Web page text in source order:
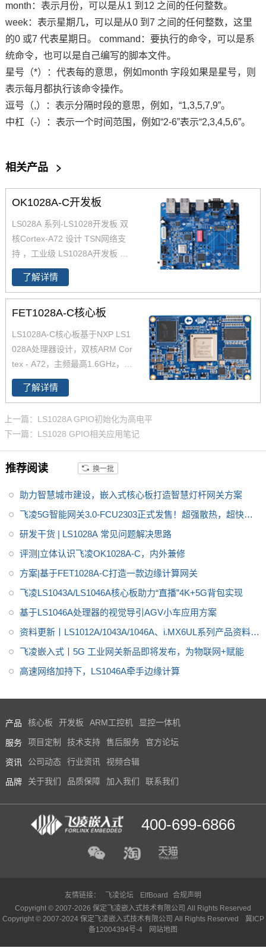
month：表示月份，可以是从1 到12 之间的任何整数。
week：表示星期几，可以是从0 到7 之间的任何整数，这里
的0 或7 代表星期日。 command：要执行的命令，可以是系
统命令，也可以是自己编写的脚本文件。
星号（*）：代表每的意思，例如month 字段如果是星号，则
表示每月都执行该命令操作。
逗号（,）：表示分隔时段的意思，例如，“1,3,5,7,9”。
中杠（-）：表示一个时间范围，例如“2-6”表示“2,3,4,5,6”。
相关产品 >
OK1028A-C开发板
LS028A 系列-LS1028开发板 双
核Cortex-A72 设计 TSN网络支
持 ，工业级 LS1028A开发板 提
供了一个用于设计和评估LS1028
A处理器设计核心板的平台。支
持TSN的以太网交换机和以太网
控制器，可支持融合的IT和OT网
ls1028a 适用于工业路由器、TS
N、SD-WAN、 5G CPE 、边缘
计算网关 、IP-PBX等产品，以及
工业互联、智慧工厂、工业安
物联网 等应用领域。
了解详情
FET1028A-C核心板
LS1028A-C核心板基于NXP LS1
028A处理器设计，双核ARM Cor
tex - A72，主频最高1.6GHz，板
载2GB DDR4 RAM，8GB RO
M；原生支持6个Gbit Ethernet，
网控制器，可支持融合的IT和OT
网络；支持CAN FD、UART、U
SB3.0、PCIe3.0、SATA3.0、II
S、IIC、SPI等常用总线接口，并
口。适用于工业路由器、TSN、
SD-WAN、5G CPE、边缘计算网
联网、智慧工厂、工业安全、信
息安全、智慧交通、能源物联网
等应用领域。
了解详情
上一篇：LS1028A GPIO初始化为高电平
下一篇：LS1028 GPIO相关应用笔记
推荐阅读 换一批
助力智慧城市建设，嵌入式核心板打造智慧灯杆网关方案
飞凌5G智能网关3.0-FCU2303正式发售！超强散热，超快升
级，超级稳定！
研发干货 | LS1028A 常见问题解决思路
评测|立体认识飞凌OK1028A-C，内外兼修
方案|基于FET1028A-C打造一款边缘计算网关
飞凌LS1043A/LS1046A核心板助力“直播”4K+5G背包实现
基于LS1046A处理器的视觉导引AGV小车应用方案
资料更新丨LS1012A/1043A/1046A、i.MX6UL系列产品资料分
享
飞凌嵌入式丨5G 工业网关新品即将发布，为物联网+赋能
高速网络加持下，LS1046A牵手边缘计算
产品 核心板 开发板 ARM工控机 显控一体机
服务 项目定制 技术支持 售后服务 官方论坛
资讯 公司动态 行业资讯 视频合辑
品牌 关于我们 品质保障 加入我们 联系我们
400-699-6866
友情链接： 飞凌论坛 ElfBoard
合规声明
Copyright © 2007-2026 保定飞凌嵌入式技术有限公司 All Rights Reserved
Copyright © 2007-2024 保定飞凌嵌入式技术有限公司 All Rights Reserved
冀ICP
备12004394号-4
网站地图